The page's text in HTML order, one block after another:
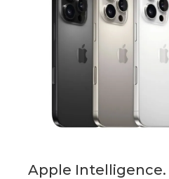
Apple Intelligence.